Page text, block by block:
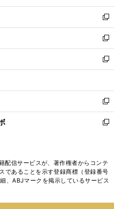
開
く
ウ
で
開
く
ン
ド
ウ
で
開
く
ウ
ィ
ン
ド
ウ
で
開
し
い
ウ
ィ
ン
ド
ウ
開
く
新
し
い
ウ
ィ
ン
ウ
で
開
く
新
し
い
ウ
ン
ド
ウ
で
新
し
ウ
ィ
ン
ド
く
新
し
い
ド
ウ
で
新
ィ
ン
ド
配信サービスが、著作権者からコンテ
であることを示す登録商標（登録番号
、ABJマークを掲示しているサービス